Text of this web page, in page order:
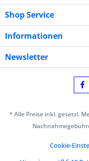
Shop Service
Informationen
Newsletter
* Alle Preise inkl. gesetzl.
Cookie-